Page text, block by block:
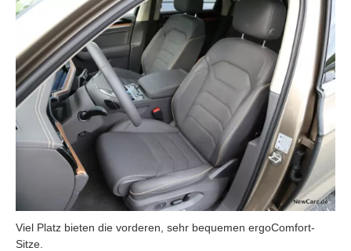
Viel Platz bieten die vorderen, sehr bequemen ergoComfort-
Sitze.